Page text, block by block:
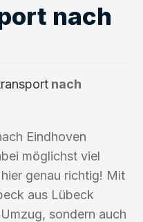
nach
nach
Eindhoven
möglichst viel
genau richtig! Mit
aus Lübeck
sondern auch